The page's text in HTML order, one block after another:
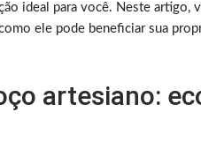
ideal para você. Neste artigo,
ele pode beneficiar sua
artesiano: